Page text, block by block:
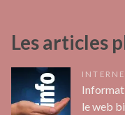
Les articles
le web